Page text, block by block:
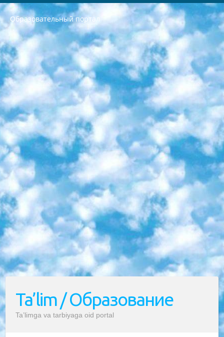
Образовательный портал
РЕСПУБЛИКА УЗБЕКИСТАН МИНИСТРЕРСТВО ДОШКОЛЬНОГО И ШКОЛЬНОГО ОБРАЗОВАНИЯ КОМАНДА в общеобразовательных учреждениях в 2023-2024 учебном году организация и проведение итоговой государственной аттестации обучающихся о Министра дошкольного и школьного образования Республики Узбекистан от 4 марта 2008 года (постановлением Минюста от 20 марта 2008 года № 1778 государственной регистрации) «Итоговое состояние учащихся общего среднего образования на основании положения об утверждении положения об аттестации общего среднего образования выпускной экзамен студентов в образовательных учреждениях в 2023-2024 учебном году В целях организации и прохождения аттестации приказываю: 1. Следующее: перечень предметов, по которым будет проводиться итоговая государственная аттестация и экзамен формы перевода согласно приложению 1; сертификаты международного образца, оценивающие уровень владения иностранными языками перечень согласно приложению 2; 2. Педагогический при специализированных образовательных учреждениях. научно-практический центр квалификации и международной оценки (Д.Давидова) 2024 г. До 25 марта: задания по предметам, по которым будет проводиться итоговая аттестация разработка и утверждение технических условий; итоговая аттестация на основании разработанного предметного задания разработка вопросов по предметам (устно и письменно), экзамен передача; общеобразовательные средние школы и специальные учебные заведения учащиеся выпускных классов школ и интернатов в агентской системе подготовка базы данных экзаменационных материалов и критериев оценки; перевод базы экзаменационных материалов на все языки обучения подать в Республиканский образовательный центр для изготовления; варианты экзаменов на основе разработанных контрольных материалов пусть будут поставлены задачи формирования. 3. Республиканский образовательный центр (Ш.Худайкулов) до 5 апреля 2024 года. до: база данных предоставленных экзаменационных материалов на все языки обучения перевод и экспертиза; для слепых, слабовидящих, глухих, слабослышащих и умственно отсталых детей учащиеся выпускных классов специализированных школ и школ-интернатов база данных экзаменационных материалов на всех преподаваемых языках подготовка критериев оценки; специализированные школы для умственно отсталых детей и технологии для учащихся выпускных классов школ-интернатов разработка соответствующих рекомендаций и критериев проведения ЕГЭ по естествознанию давать задания. 4. Педагогический при специализированных образовательных учреждениях. Научно-практический центр навыков и международной оценки (Д.Давидова), Республика образовательный центр (Худайкулов Ш.) итоговый государственный аттестационный экзамен ориентирован на творческое и логическое мышление при подготовке базы материалов учитывать введение заданий. 5. Следует отметить, что: сертификат государственного образца о знании общеобразовательного предмета и как минимум национальный уровень B1 по предметам на иностранных языках, указанным в Приложении 2. или международно признанный сертификат эквивалентного уровня студенты, изучающие определенный предмет, освобождаются от экзамена; по соответствующим предметам запланирована итоговая государственная аттестация за день до дня, путем жеребьевки Рабочей группой (в письменной форме по предметам, проводимым в форме) из числа сформированных вариантов выбрано 2 варианта; 2 выбранных варианта экзамена анонсированы на официальном сайте министерства и все выпускники по всей стране на основе этих вариантов проводит итоговую государственную аттестацию. 6. Государственное образование учащихся средних общеобразовательных учреждений. знания в соответствии с квалификационными требованиями, которые необходимо приобрести на основании стандартов итоговый (выпускной) контроль для 9 и 11 классов в целях тестирования Экзамены (далее – экзамены) состоят из предметов, перечисленных в приложении 1. будет сделано. 7. Экзамены пройдут с 26 мая по 15 июня 2024 г. (кроме науки физического воспитания). 8. Физическая для учащихся 9 классов общесредних образовательных учреждений. Экзамены по предмету «Образование, квалификация медицина» 1-6 мая 2024 года. сотрудники перевести под присмотр (с отклонениями в физическом или умственном развитии) специализированная школа для детей, школы-интернаты и со сколиозом школы-интернаты санаторного типа для больных детей исключены). 9. Он был слепым, слабовидящим и имел нарушения опорно-двигательного аппарата. экзамены в специализированных школах и интернатах для детей должны проводиться исходя из требований, предъявляемых к общеобразовательным учреждениям (физкультура кроме науки). 10. Специализированная школа для глухих и слабослышащих детей. и экзамены в интернатах и быть реализован в виде письменного теста по математике. 11. Специальность для умственно отсталых детей. Для 9 класса Родной язык и литературное письмо Государственный язык (язык обучения – узбекский). для неклассов) написано Математическое письмо Письменная/устная история Узбекистана Физическое воспитание практично Итоговый контроль Для 11 класса Написание родного языка и литературы (эссе) Математическое письмо Узбекский язык (обучение на узбекском языке) не посещающее общее среднее образование для учреждений)/Образовательное учреждение выбор письменный и устный Иностранный язык письменный/устный Письменная/устная история Узбекистана *По выбору студента:  Химия  Физика  Основы государственного права  География 10 бесплатных образовательных ресурсов - Мы составили подборку онлайн-проектов с интерактивными упражнениями, видеолекциями и статьями. Они помогут вам обрести новые и освежить старые знания бесплатно. 1. «ИНТУИТ» Старейшая образовательная площадка Рунета. Здесь вы найдёте сотни текстовых и видеокурсов на десятки различных тем — от программирования до психологии. Многие курсы подготовлены российскими университетами и крупными международными компаниями вроде Intel и Microsoft. Самостоятельное обучение бесплатное, но желающие могут оплатить услуги персональных наставников. 2. «Смартия» знакомит с актуальными профессиями и подсказывает, как им обучаться. Выбрав заинтересовавшую вас специальность — SMM-специалист, фотограф, веб-дизайнер или другую, — увидите список необходимых для неё умений. Чтобы вы могли освоить их самостоятельно, для каждого умения площадка отображает подборку ссылок на учебные материалы. Хотя «Смартия» ориентируется на русскоязычную аудиторию, часть контента всё же доступна только на английском. 3. «Лекторий Физтеха» Проект Московского физико-технического института (Физтеха). С его помощью вы можете смотреть онлайн серии лекций, записанные на видео в этом вузе. В числе доступных предметов — физика, биология, химия, информационные технологии и другие. К некоторым лекциям администрация ресурса прилагает готовые конспекты, которые можно скачивать в PDF-формате. 4. ITMOcourses Онлайн-площадка Санкт-Петербургского национального исследовательского университета информационных технологий, механики и оптики (ИТМО). Ресурс предоставляет свободный доступ к курсам, разработанным в этом вузе. Каталог материалов разбит на четыре категории: «Оптические системы и технологии», «Приборостроение и робототехника», «Информационные технологии» и «Биотехнологии». Курсы состоят из видеолекций, интерактивных демонстраций и заданий. 5. «КиберЛенинка» Электронная научная библиотека открытого доступа. Каталог площадки регулярно обрастает текстами статей из различных научных изданий. Сгруппированные по журналам и рубрикам публикации можно читать онлайн или скачивать целиком в PDF-формате. Проект нацелен на популяризацию науки за счёт открытого доступа к качественной информации. 6. «ПостНаука» На этом ресурсе публикуют подборки видеолекций, составленные экспертами из разных отраслей и объединённые общими темами. Среди них, к примеру, есть серии «Биоинформатика и геномика», «Культура средневековой Скандинавии» и Cinema Studies о теории кино. Каждая подборка лекций — логически связанная история, рассказанная экспертом от первого лица. Кроме того, на сайте появляются научно-образовательные статьи и тесты на разные темы. 7. «Newочём» Команда проекта «Newочём» отбирает самые интересные тексты из англоязычных СМИ и переводит те из них, за которые голосуют участники сообщества «ВКонтакте». По большей части это научно-популярные статьи. Редакторы придумывают лишь заголовки, в остальном содержание переводов соответствует оригиналам. Полные тексты можно читать прямо в социальной сети. 8. InternetUrok Онлайн-база материалов по основным дисциплинам школьной программы. Информация на сайте структурирована по классам, предметам и темам (урокам). Каждый урок состоит из видеолекций и конспектов. Есть также интерактивные тренажёры и тесты для закрепления пройденного материала. Даже если вы давно окончили школу, возможность повторить программу старших классов всегда может пригодиться. 9. Edutainme Ещё один ресурс об образовании. В отличие от Newtonew, как мне кажется, Edutainme больше ориентируется на представителей индустрии: педагогов, предпринимателей, разработчиков образовательных проектов. Но и любой, кто просто стремится к саморазвитию, найдёт на сайте много полезного и интересного для себя. Например, информацию о новых курсах и образовательных сервисах. 10. Newtonew Онлайн-медиа об образовании и обучении в широком смысле. Авторы Newtonew пишут об инструментах, заведениях, тактиках и стратегиях, которые помогают учить других и получать новые знания самостоятельно. На этой площадке вы найдёте новости, обзоры, аналитические мат
Ta’lim / Образование
Ta’limga va tarbiyaga oid portal